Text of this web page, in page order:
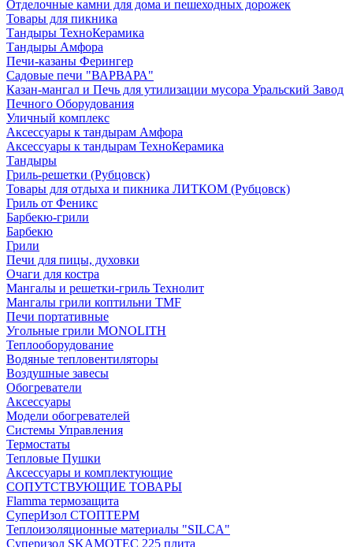
Отделочные камни для дома и пешеходных дорожек
Товары для пикника
Тандыры ТехноКерамика
Тандыры Амфора
Печи-казаны Ферингер
Садовые печи "ВАРВАРА"
Казан-мангал и Печь для утилизации мусора Уральский Завод
Печного Оборудования
Уличный комплекс
Аксессуары к тандырам Амфора
Аксессуары к тандырам ТехноКерамика
Тандыры
Гриль-решетки (Рубцовск)
Товары для отдыха и пикника ЛИТКОМ (Рубцовск)
Гриль от Феникс
Барбекю-грили
Барбекю
Грили
Печи для пицы, духовки
Очаги для костра
Мангалы и решетки-гриль Технолит
Мангалы грили коптильни TMF
Печи портативные
Угольные грили MONOLITH
Теплооборудование
Водяные тепловентиляторы
Воздушные завесы
Обогреватели
Аксессуары
Модели обогревателей
Системы Управления
Термостаты
Тепловые Пушки
Аксессуары и комплектующие
СОПУТСТВУЮЩИЕ ТОВАРЫ
Flamma термозащита
СуперИзол СТОПТЕРМ
Теплоизоляционные материалы "SILCA"
Суперизол SKAMOTEC 225 плита